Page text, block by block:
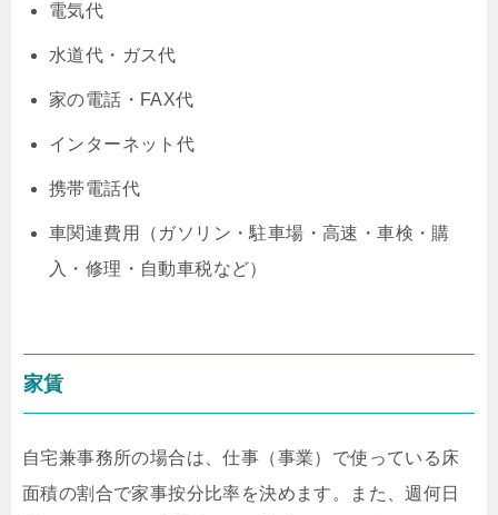
電気代
水道代・ガス代
家の電話・FAX代
インターネット代
携帯電話代
車関連費用（ガソリン・駐車場・高速・車検・購
入・修理・自動車税など）
家賃
自宅兼事務所の場合は、仕事（事業）で使っている床
面積の割合で家事按分比率を決めます。また、週何日